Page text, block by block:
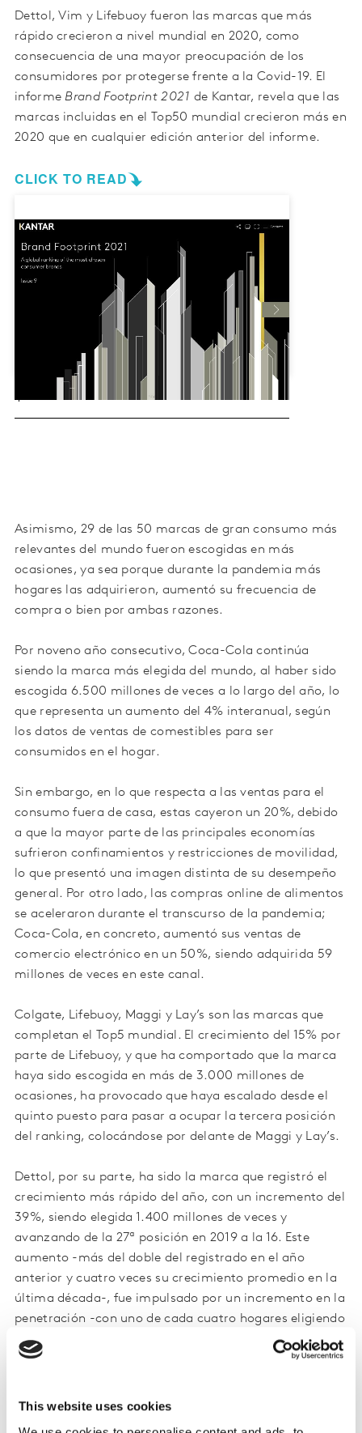
This website uses cookies
Dettol, Vim y Lifebuoy fueron las marcas que más
rápido crecieron a nivel mundial en 2020, como
consecuencia de una mayor preocupación de los
consumidores por protegerse frente a la Covid-19. El
informeBrand Footprint 2021 de Kantar, revela que las
marcas incluidas en el Top50 mundial crecieron más en
2020 que en cualquier edición anterior del informe.
CLICK TO READ
Asimismo, 29 de las 50 marcas de gran consumo más
relevantes del mundo fueron escogidas en más
ocasiones, ya sea porque durante la pandemia más
hogares las adquirieron, aumentó su frecuencia de
compra o bien por ambas razones.
Por noveno año consecutivo, Coca-Cola continúa
siendo la marca más elegida del mundo, al haber sido
escogida 6.500 millones de veces a lo largo del año, lo
que representa un aumento del 4% interanual, según
los datos de ventas de comestibles para ser
consumidos en el hogar.
Sin embargo, en lo que respecta a las ventas para el
consumo fuera de casa, estas cayeron un 20%, debido
a que la mayor parte de las principales economías
sufrieron confinamientos y restricciones de movilidad,
lo que presentó una imagen distinta de su desempeño
general. Por otro lado, las compras online de alimentos
se aceleraron durante el transcurso de la pandemia;
Coca-Cola, en concreto, aumentó sus ventas de
comercio electrónico en un 50%, siendo adquirida 59
millones de veces en este canal.
Colgate, Lifebuoy, Maggi y Lay’s son las marcas que
completan el Top5 mundial. El crecimiento del 15% por
parte de Lifebuoy, y que ha comportado que la marca
haya sido escogida en más de 3.000 millones de
ocasiones, ha provocado que haya escalado desde el
quinto puesto para pasar a ocupar la tercera posición
del ranking, colocándose por delante de Maggi y Lay’s.
Dettol, por su parte, ha sido la marca que registró el
crecimiento más rápido del año, con un incremento del
39%, siendo elegida 1.400 millones de veces y
avanzando de la 27ª posición en 2019 a la 16. Este
aumento -más del doble del registrado en el año
anterior y cuatro veces su crecimiento promedio en la
última década-, fue impulsado por un incremento en la
penetración -con uno de cada cuatro hogares eligiendo
Dettol durante el año, en comparación con uno de cada
cinco en 2019-, junto con un aumento del 10% en la